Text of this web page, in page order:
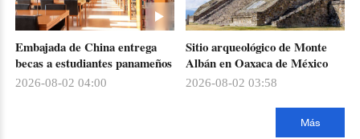
Embajada de China entrega
becas a estudiantes panameños
2026-08-02 04:00
Sitio arqueológico de Monte
Albán en Oaxaca de México
2026-08-02 03:58
Más